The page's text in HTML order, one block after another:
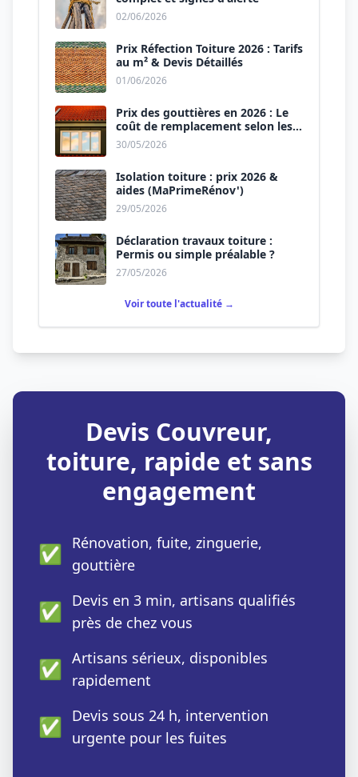
02/06/2026
Prix Réfection Toiture 2026 : Tarifs
au m² & Devis Détaillés
01/06/2026
Prix des gouttières en 2026 : Le
coût de remplacement selon les
matériaux
30/05/2026
Isolation toiture : prix 2026 &
aides (MaPrimeRénov')
29/05/2026
Déclaration travaux toiture :
Permis ou simple préalable ?
27/05/2026
Voir toute l'actualité →
Devis Couvreur,
toiture, rapide et sans
engagement
✅ Rénovation, fuite, zinguerie,
gouttière
✅ Devis en 3 min, artisans qualifiés
près de chez vous
✅ Artisans sérieux, disponibles
rapidement
✅ Devis sous 24 h, intervention
urgente pour les fuites